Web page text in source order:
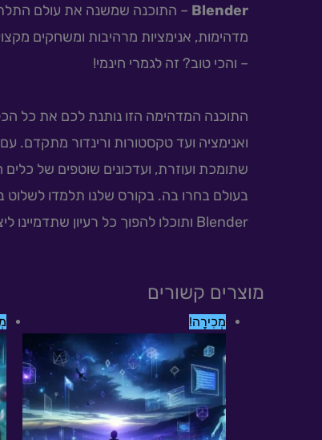
Blender – התוכנה שמשנה את עולם
מדהימות, אנימציות מרהיבות ומשחקים
– והכי טוב? זה לגמרי חינמי!
התוכנה המדהימה הזו נותנת לכם את כל
ואנימציה ועד טקסטורות ורינדור מתקדם.
שתומכת ועוזרת, ועדכונים שוטפים של כלים
בעולם בחרו בה. בקורס שלנו תלמדו לשלוט
Blender ותוכלו להפוך כל רעיון שתדמיינו ליצירת תלת-ממד מרהיבה! ✨
מוצרים קשורים
מְכִירָה!
המקורי
היה:
9,999.00 ₪.
הנוכחי
הוא:
4,997.00 ₪.